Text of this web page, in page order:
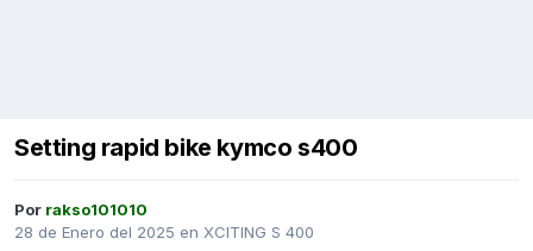
Setting rapid bike kymco s400
Por rakso101010
28 de Enero del 2025 en XCITING S 400